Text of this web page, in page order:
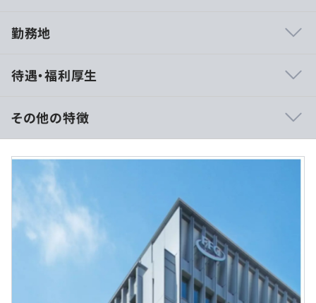
引までのアプリ完結を順次実現）
ま向けの便利機能を集めたポータルサイト）
FFGでは、業務別研修のほか、3行合同の新入行員研修、
自己啓発のための業務後の勉強会や、土曜日のサタデーカ
レッジ等、幅広い取り組みを展開しています。従業員の勉
強意欲や上昇志向を引き出すための機会を出来るだけ多
く、多彩に提供していくことで、FFGブランドの向上と従
業員の成長に繋げていくことを目指しています。
勤務地
待遇・福利厚生
月収：30万円～80万円
※経験・能力・スキル等を考慮し、話し合いのうえ決定い
たします
想定年収 は年収提示額を保証するものではありません）
その他の特徴